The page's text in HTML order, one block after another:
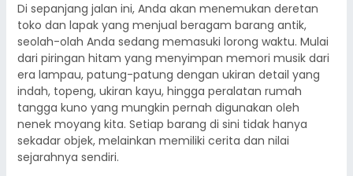
Di sepanjang jalan ini, Anda akan menemukan deretan
toko dan lapak yang menjual beragam barang antik,
seolah-olah Anda sedang memasuki lorong waktu. Mulai
dari piringan hitam yang menyimpan memori musik dari
era lampau, patung-patung dengan ukiran detail yang
indah, topeng, ukiran kayu, hingga peralatan rumah
tangga kuno yang mungkin pernah digunakan oleh
nenek moyang kita. Setiap barang di sini tidak hanya
sekadar objek, melainkan memiliki cerita dan nilai
sejarahnya sendiri.